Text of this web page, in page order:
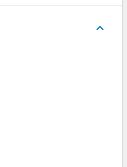
keyboard_arrow_up